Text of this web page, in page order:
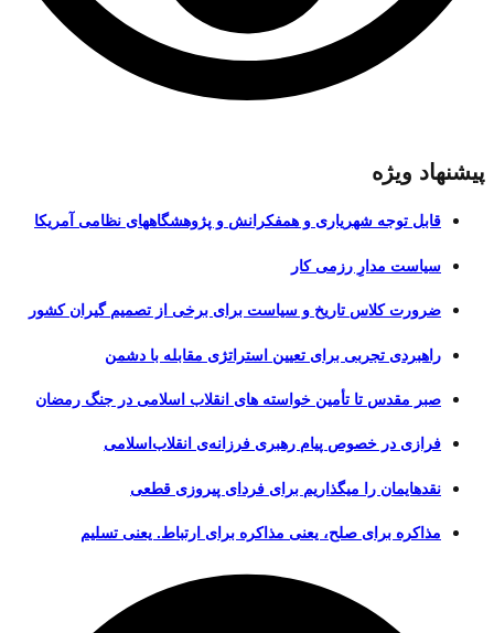
پیشنهاد ویژه
قابل توجه شهریاری و همفکرانش و پژوهشگاههای نظامی آمریکا
سیاست مدارِ رزمی کار
ضرورت کلاس تاریخ و سیاست برای برخی از تصمیم گیران کشور
راهبردی تجربی برای تعیین استراتژی مقابله با دشمن
صبر مقدس تا تأمین خواسته های انقلاب اسلامی در جنگ رمضان
فرازی در خصوص پیام رهبری فرزانه‌ی انقلاب‌اسلامی
نقدهایمان را میگذاریم برای فردای پیروزی قطعی
مذاکره برای صلح، یعنی مذاکره برای ارتباط. یعنی تسلیم